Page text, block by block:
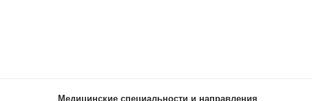
Медицинские специальности и направления